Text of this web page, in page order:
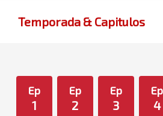
Temporada & Capitulos
Ep
1
Ep
2
Ep
3
Ep
4